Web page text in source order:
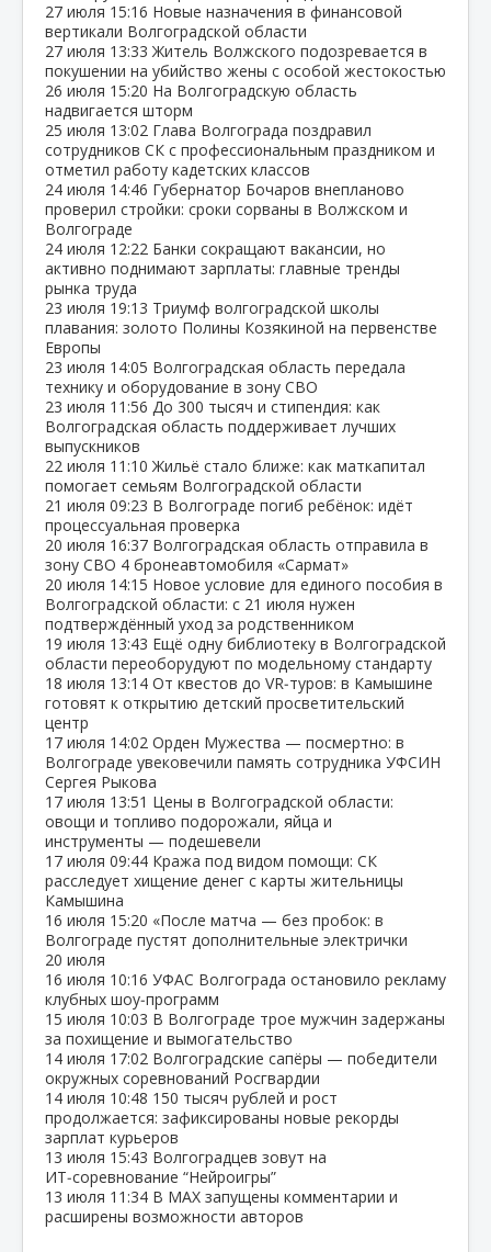
27 июля 15:16 Новые назначения в финансовой
вертикали Волгоградской области
27 июля 13:33 Житель Волжского подозревается в
покушении на убийство жены с особой жестокостью
26 июля 15:20 На Волгоградскую область
надвигается шторм
25 июля 13:02 Глава Волгограда поздравил
сотрудников СК с профессиональным праздником и
отметил работу кадетских классов
24 июля 14:46 Губернатор Бочаров внепланово
проверил стройки: сроки сорваны в Волжском и
Волгограде
24 июля 12:22 Банки сокращают вакансии, но
активно поднимают зарплаты: главные тренды
рынка труда
23 июля 19:13 Триумф волгоградской школы
плавания: золото Полины Козякиной на первенстве
Европы
23 июля 14:05 Волгоградская область передала
технику и оборудование в зону СВО
23 июля 11:56 До 300 тысяч и стипендия: как
Волгоградская область поддерживает лучших
выпускников
22 июля 11:10 Жильё стало ближе: как маткапитал
помогает семьям Волгоградской области
21 июля 09:23 В Волгограде погиб ребёнок: идёт
процессуальная проверка
20 июля 16:37 Волгоградская область отправила в
зону СВО 4 бронеавтомобиля «Сармат»
20 июля 14:15 Новое условие для единого пособия в
Волгоградской области: с 21 июля нужен
подтверждённый уход за родственником
19 июля 13:43 Ещё одну библиотеку в Волгоградской
области переоборудуют по модельному стандарту
18 июля 13:14 От квестов до VR‑туров: в Камышине
готовят к открытию детский просветительский
центр
17 июля 14:02 Орден Мужества — посмертно: в
Волгограде увековечили память сотрудника УФСИН
Сергея Рыкова
17 июля 13:51 Цены в Волгоградской области:
овощи и топливо подорожали, яйца и
инструменты — подешевели
17 июля 09:44 Кража под видом помощи: СК
расследует хищение денег с карты жительницы
Камышина
16 июля 15:20 «После матча — без пробок: в
Волгограде пустят дополнительные электрички
20 июля
16 июля 10:16 УФАС Волгограда остановило рекламу
клубных шоу‑программ
15 июля 10:03 В Волгограде трое мужчин задержаны
за похищение и вымогательство
14 июля 17:02 Волгоградские сапёры — победители
окружных соревнований Росгвардии
14 июля 10:48 150 тысяч рублей и рост
продолжается: зафиксированы новые рекорды
зарплат курьеров
13 июля 15:43 Волгоградцев зовут на
ИТ‑соревнование “Нейроигры”
13 июля 11:34 В МАХ запущены комментарии и
расширены возможности авторов